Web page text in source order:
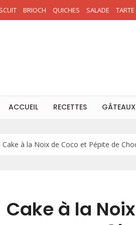
BRIOCH QUICHES SALADE TARTE
ACCUEIL RECETTES GÂTEAUX
Cake à la Noix de Coco et Pépite de
Cake à la